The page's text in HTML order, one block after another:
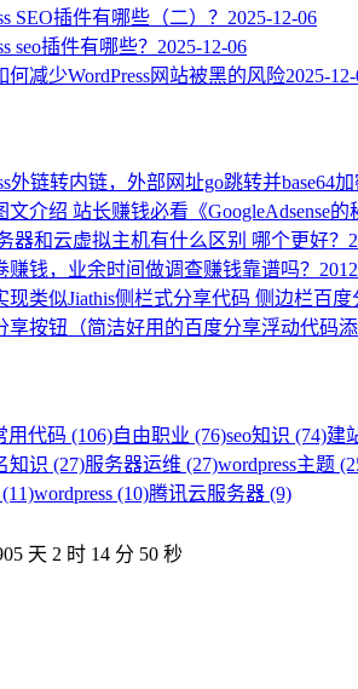
SEO插件有哪些（二）？ 2025-12-06
seo插件有哪些？ 2025-12-06
何减少WordPress网站被黑的风险2025-
外链转内链，外部网址go跳转并base64加
介绍 站长赚钱必看《GoogleAdsense的
器和云虚拟主机有什么区别 哪个更好？
赚钱，业余时间做调查赚钱靠谱吗？
现类似Jiathis侧栏式分享代码 侧边栏百度
享按钮（简洁好用的百度分享浮动代码添
用代码 (106)自由职业 (76)seo知识 (74)建
知识 (27)服务器运维 (27)wordpress主题
wordpress (10)腾讯云服务器 (9)
天 2 时 14 分 51 秒